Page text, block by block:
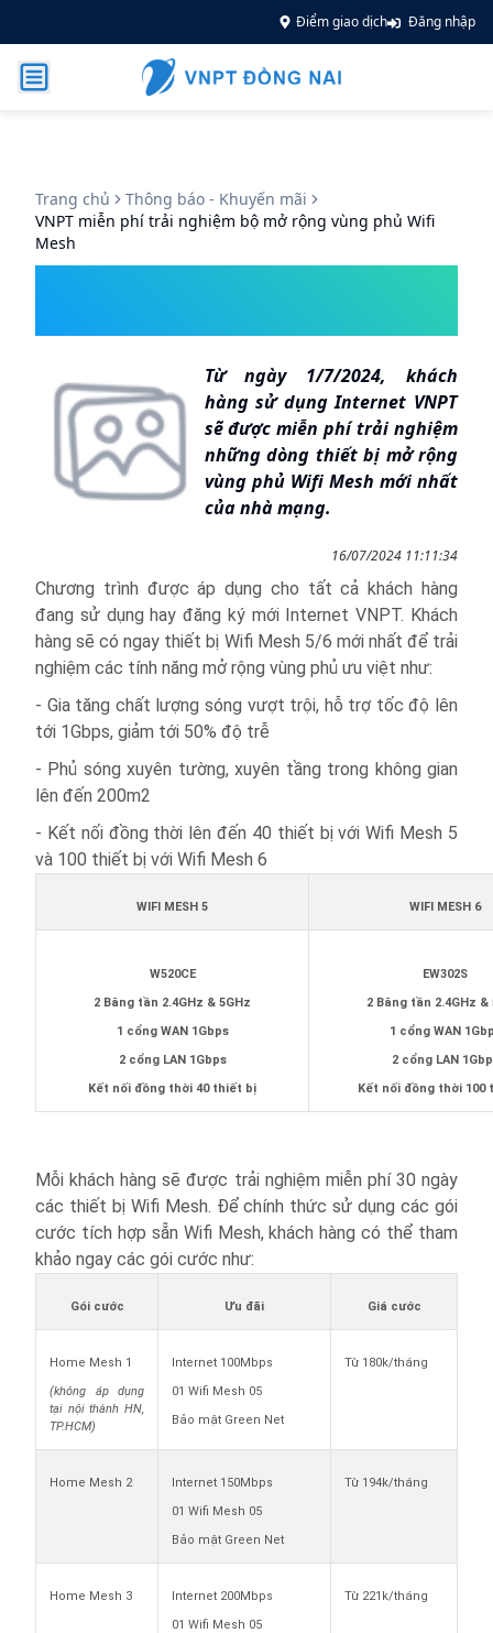
Điểm giao dịch Đăng nhập
Trang chủ
Thông báo - Khuyến mãi
VNPT miễn phí trải nghiệm bộ mở rộng vùng phủ Wifi
Mesh
Từ ngày 1/7/2024, khách
hàng sử dụng Internet VNPT
sẽ được miễn phí trải nghiệm
những dòng thiết bị mở rộng
vùng phủ Wifi Mesh mới nhất
của nhà mạng.
16/07/2024 11:11:34
Chương trình được áp dụng cho tất cả khách hàng
đang sử dụng hay đăng ký mới Internet VNPT. Khách
hàng sẽ có ngay thiết bị Wifi Mesh 5/6 mới nhất để trải
nghiệm các tính năng mở rộng vùng phủ ưu việt như:
- Gia tăng chất lượng sóng vượt trội, hỗ trợ tốc độ lên
tới 1Gbps, giảm tới 50% độ trễ
- Phủ sóng xuyên tường, xuyên tầng trong không gian
lên đến 200m2
- Kết nối đồng thời lên đến 40 thiết bị với Wifi Mesh 5
và 100 thiết bị với Wifi Mesh 6
WIFI MESH 5 WIFI MESH 6
W520CE
2 Băng tần 2.4GHz & 5GHz
1 cổng WAN 1Gbps
2 cổng LAN 1Gbps
Kết nối đồng thời 40 thiết bị
EW302S
2 Băng tần 2.4GHz &
1 cổng WAN
2 cổng LAN
Kết nối đồng thời 100
Mỗi khách hàng sẽ được trải nghiệm miễn phí 30 ngày
các thiết bị Wifi Mesh. Để chính thức sử dụng các gói
cước tích hợp sẵn Wifi Mesh, khách hàng có thể tham
khảo ngay các gói cước như:
Gói cước Ưu đãi Giá cước
Home Mesh 1
(không áp dụng
tại nội thành HN,
TP.HCM)
Internet 100Mbps
01 Wifi Mesh 05
Bảo mật Green Net
Từ 180k/tháng
Home Mesh 2
Internet 150Mbps
01 Wifi Mesh 05
Bảo mật Green Net
Từ 194k/tháng
Home Mesh 3
Internet 200Mbps
01 Wifi Mesh 05
Từ 221k/tháng